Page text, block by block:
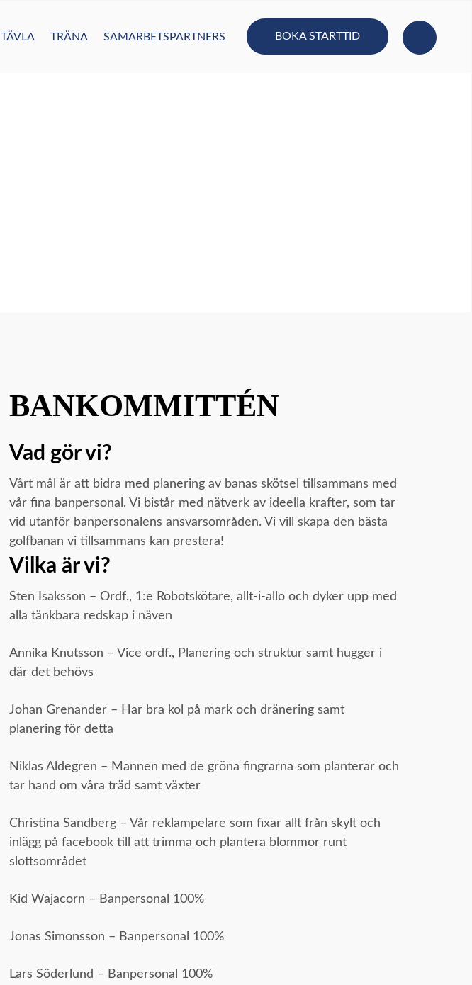
TÄVLA TRÄNA SAMARBETSPARTNERS BOKA STARTTID
BANKOMMITTÉN
Vad gör vi?
Vårt mål är att bidra med planering av banas skötsel tillsammans med
vår fina banpersonal. Vi bistår med nätverk av ideella krafter, som tar
vid utanför banpersonalens ansvarsområden. Vi vill skapa den bästa
golfbanan vi tillsammans kan prestera!
Vilka är vi?
Sten Isaksson – Ordf., 1:e Robotskötare, allt-i-allo och dyker upp med
alla tänkbara redskap i näven
Annika Knutsson – Vice ordf., Planering och struktur samt hugger i
där det behövs
Johan Grenander – Har bra kol på mark och dränering samt
planering för detta
Niklas Aldegren – Mannen med de gröna fingrarna som planterar och
tar hand om våra träd samt växter
Christina Sandberg – Vår reklampelare som fixar allt från skylt och
inlägg på facebook till att trimma och plantera blommor runt
slottsområdet
Kid Wajacorn – Banpersonal 100%
Jonas Simonsson – Banpersonal 100%
Lars Söderlund – Banpersonal 100%